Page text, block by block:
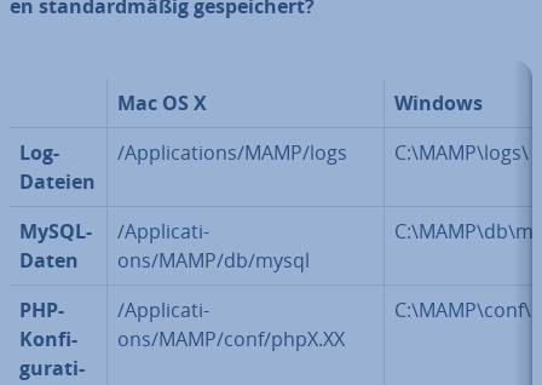
en stan­dard­mä­ßig ge­spei­chert?
Mac OS X
Windows
Log-
Dateien
/Ap­pli­ca­ti­ons/MAMP/logs C:\MAMP\logs\
MySQL-
Daten
/Ap­pli­ca­ti­
ons/MAMP/db/mysql
PHP-
Kon­fi­
gu­ra­ti­
/Ap­pli­ca­ti­
ons/MAMP/conf/phpX.XX